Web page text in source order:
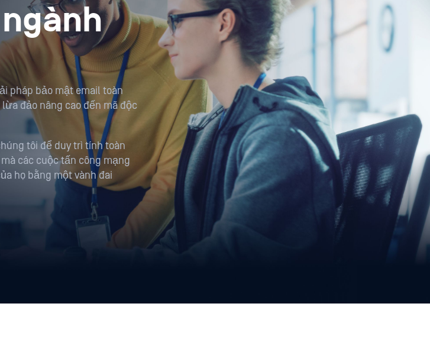
pháp bảo mật email toàn
đảo nâng cao đến mã độc
tôi để duy trì tính toàn
các cuộc tấn công mạng
họ bằng một vành đai